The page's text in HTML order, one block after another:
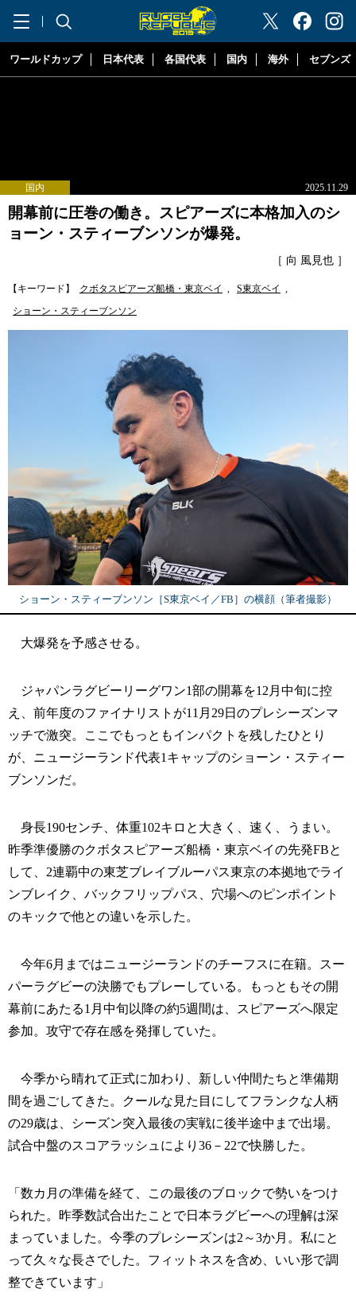
"ラグビーリパブリック"
ワールドカップ 日本代表 各国代表 国内 海外 セブンズ
国内 2025.11.29
開幕前に圧巻の働き。スピアーズに本格加入のシ
ョーン・スティーブンソンが爆発。
［ 向 風見也 ］
【キーワード】 クボタスピアーズ船橋・東京ベイ , S東京ベイ ,
ショーン・スティーブンソン
ショーン・スティーブンソン［S東京ベイ／FB］の横顔（筆者撮影）
大爆発を予感させる。
ジャパンラグビーリーグワン1部の開幕を12月中旬に控
え、前年度のファイナリストが11月29日のプレシーズンマ
ッチで激突。ここでもっともインパクトを残したひとり
が、ニュージーランド代表1キャップのショーン・スティー
ブンソンだ。
身長190センチ、体重102キロと大きく、速く、うまい。
昨季準優勝のクボタスピアーズ船橋・東京ベイの先発FBと
して、2連覇中の東芝ブレイブルーパス東京の本拠地でライ
ンブレイク、バックフリップパス、穴場へのピンポイント
のキックで他との違いを示した。
今年6月まではニュージーランドのチーフスに在籍。スー
パーラグビーの決勝でもプレーしている。もっともその開
幕前にあたる1月中旬以降の約5週間は、スピアーズへ限定
参加。攻守で存在感を発揮していた。
今季から晴れて正式に加わり、新しい仲間たちと準備期
間を過ごしてきた。クールな見た目にしてフランクな人柄
の29歳は、シーズン突入最後の実戦に後半途中まで出場。
試合中盤のスコアラッシュにより36－22で快勝した。
「数カ月の準備を経て、この最後のブロックで勢いをつけ
られた。昨季数試合出たことで日本ラグビーへの理解は深
まっていました。今季のプレシーズンは2～3か月。私にと
って久々な長さでした。フィットネスを含め、いい形で調
整できています」